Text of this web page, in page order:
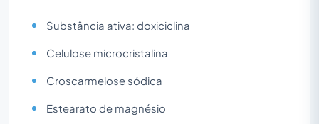
Substância ativa: doxiciclina
Celulose microcristalina
Croscarmelose sódica
Estearato de magnésio